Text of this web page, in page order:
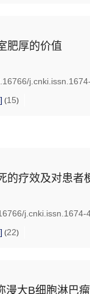
肥厚的价值
(15)
的疗效及对患者
j.cnki.issn.1674-
(22)
漫大B细胞淋巴